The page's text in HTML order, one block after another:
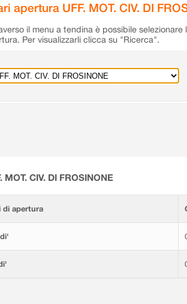
apertura UFF. MOT. CIV. DI
il menu a tendina è possibile
Per visualizzarli clicca su "Ricerca".
MOT. CIV. DI FROSINONE
di apertura